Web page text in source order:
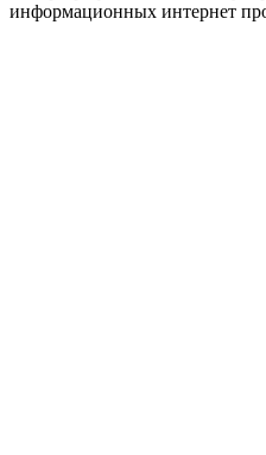
информационных интернет